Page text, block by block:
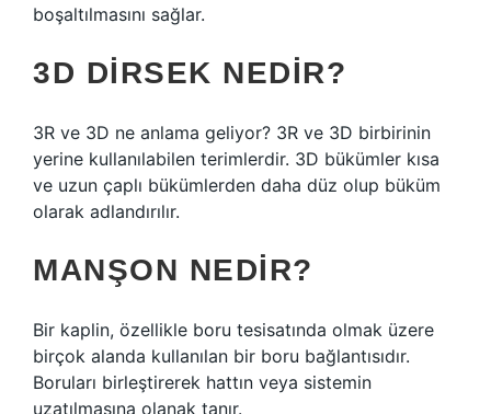
boşaltılmasını sağlar.
3D DIRSEK NEDIR?
3R ve 3D ne anlama geliyor? 3R ve 3D birbirinin
yerine kullanılabilen terimlerdir. 3D bükümler kısa
ve uzun çaplı bükümlerden daha düz olup büküm
olarak adlandırılır.
MANŞON NEDIR?
Bir kaplin, özellikle boru tesisatında olmak üzere
birçok alanda kullanılan bir boru bağlantısıdır.
Boruları birleştirerek hattın veya sistemin
uzatılmasına olanak tanır.